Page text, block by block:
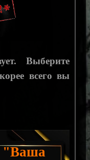
Выберите
всего вы
"Ваша